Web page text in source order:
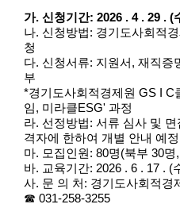
가. 신청기간: 2026 . 4 . 29 . (
나. 신청방법: 경기도사회적
청
다. 신청서류: 지원서, 재직증
부
*경기도사회적경제원 GS I C
임, 미라클ESG' 과정
라. 선정방법: 서류 심사 및
격자에 한하여 개별 안내 예정
마. 모집인원: 80명(북부 30명
바. 교육기간: 2026 . 6 . 17 . (
사. 문 의 처: 경기도사회적경
☎ 031-258-3255